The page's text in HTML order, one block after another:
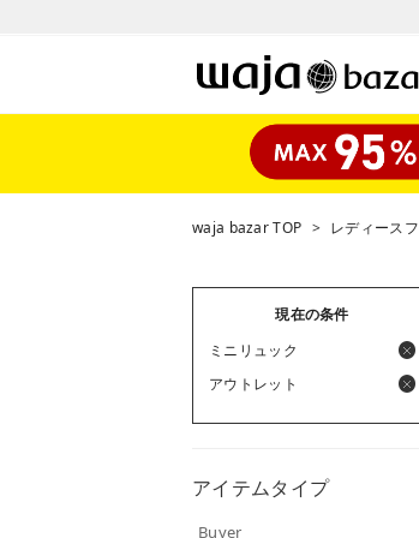
waja bazar TOP > レディース
現在の条件
ミニリュック
アウトレット
アイテムタイプ
Buyer